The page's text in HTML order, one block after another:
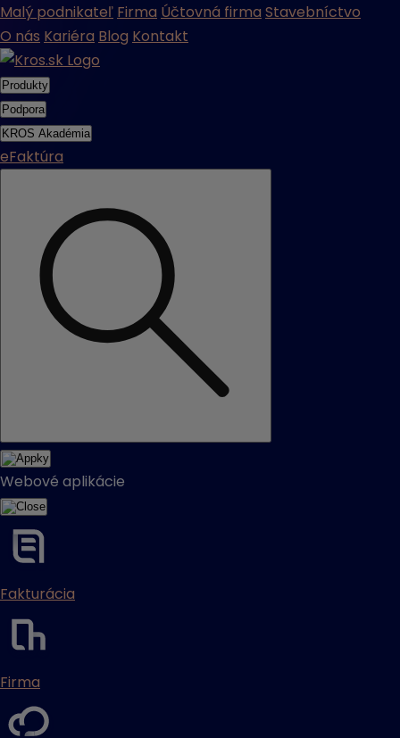
Malý podnikateľ Firma Účtovná firma Stavebníctvo
O nás Kariéra Blog Kontakt
Produkty
Podpora
KROS Akadémia
eFaktúra
Webové aplikácie
Fakturácia
Firma